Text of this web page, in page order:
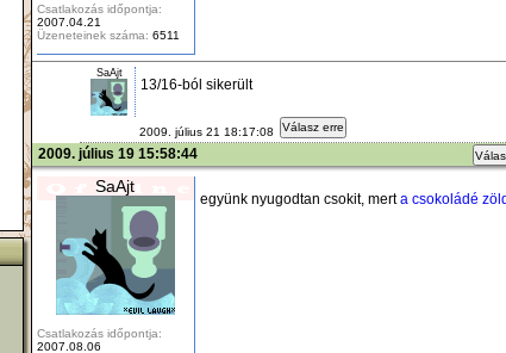
Csatlakozás időpontja:
2007.04.21
Üzeneteinek száma: 6511
SaAjt
13/16-ból sikerült
2009. július 21 18:17:08 Válasz erre
2009. július 19 15:58:44
SaAjt
Csatlakozás időpontja:
2007.08.06
együnk nyugodtan csokit, merta csokoládé